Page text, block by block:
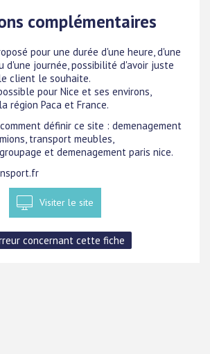
complémentaires
pour une durée d'une heure, d'une
d'une journée, possibilité d'avoir juste
client le souhaite.
pour Nice et ses environs,
région Paca et France.
définir ce site : demenagement
transport meubles,
et demenagement paris nice.
Visiter le site